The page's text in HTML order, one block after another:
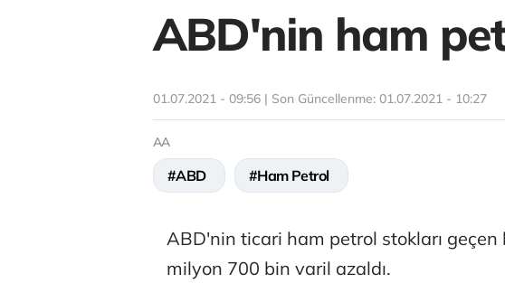
ABD'nin ham
01.07.2021 - 09:56 | Son Güncellenme: 01.07.2021 - 10:27
AA
#ABD #Ham Petrol
ABD'nin ticari ham petrol stokları
milyon 700 bin varil azaldı.